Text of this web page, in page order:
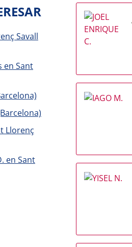
Savall
en Sant
Llorenç
en Sant